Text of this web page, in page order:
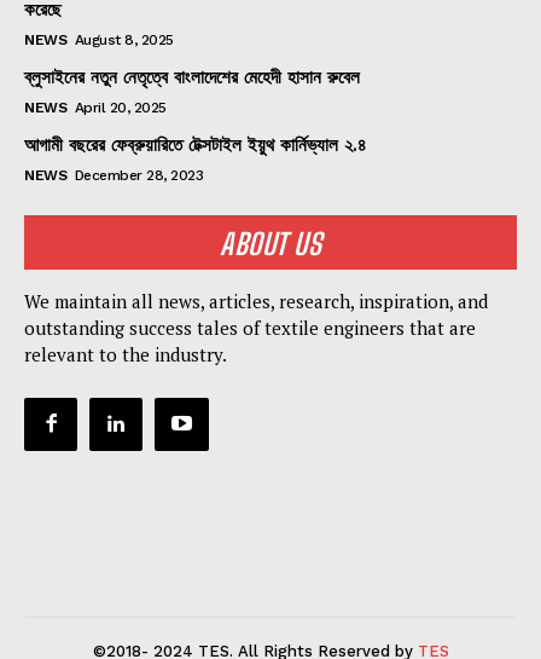
করেছে
NEWS August 8, 2025
ব্লুসাইনের নতুন নেতৃত্বে বাংলাদেশের মেহেদী হাসান রুবেল
NEWS April 20, 2025
আগামী বছরের ফেব্রুয়ারিতে টেক্সটাইল ইয়ুথ কার্নিভ্যাল ২.৪
NEWS December 28, 2023
ABOUT US
We maintain all news, articles, research, inspiration, and
outstanding success tales of textile engineers that are
relevant to the industry.
©2018- 2024 TES. All Rights Reserved by TES